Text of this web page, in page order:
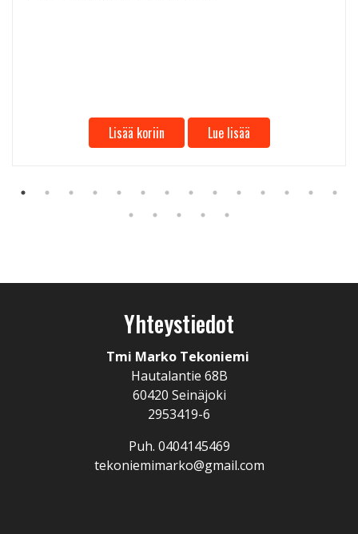
Lisää koriin Lue lisää
Yhteystiedot
Tmi Marko Tekoniemi
Hautalantie 68B
60420 Seinäjoki
2953419-6
Puh. 0404145469
tekoniemimarko@gmail.com